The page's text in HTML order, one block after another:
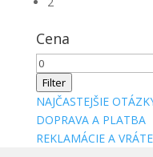
Cena
Minimálna
cena
Filter
NAJČASTEJŠIE
DOPRAVA A PLATBA
REKLAMÁCIE A